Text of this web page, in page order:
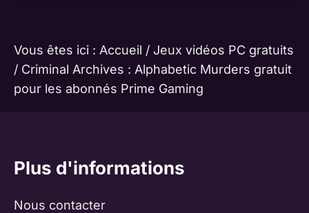
Vous êtes ici : Accueil / Jeux vidéos PC gratuits
/ Criminal Archives : Alphabetic Murders gratuit
pour les abonnés Prime Gaming
Plus d'informations
Nous contacter